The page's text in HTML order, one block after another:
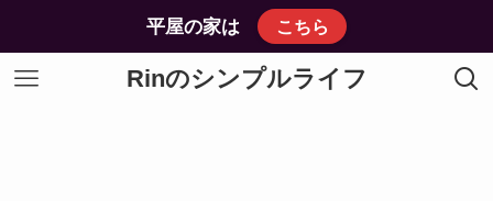
平屋の家は こちら
Rinのシンプルライフ